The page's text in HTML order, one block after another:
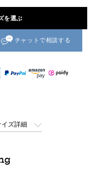
を選ぶ
チャットで相談する
イズ詳細